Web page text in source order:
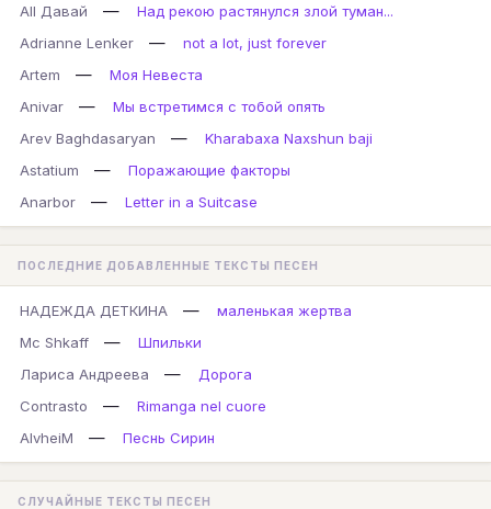
All Давай
—
Над рекою растянулся злой туман...
Adrianne Lenker
—
not a lot, just forever
Artem
—
Моя Невеста
Anivar
—
Мы встретимся с тобой опять
Arev Baghdasaryan
—
Kharabaxa Naxshun baji
Astatium
—
Поражающие факторы
Anarbor
— Letter in a Suitcase
ПОСЛЕДНИЕ ДОБАВЛЕННЫЕ ТЕКСТЫ ПЕСЕН
НАДЕЖДА ДЕТКИНА —
маленькая жертва
Mc Shkaff
—
Шпильки
Лариса Андреева
—
Дорога
Contrasto
—
Rimanga nel cuore
AlvheiM
— Песнь Сирин
СЛУЧАЙНЫЕ ТЕКСТЫ ПЕСЕН